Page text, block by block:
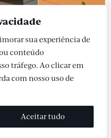
sua experiência de
conteúdo
tráfego. Ao clicar em
com nosso uso de
Aceitar tudo